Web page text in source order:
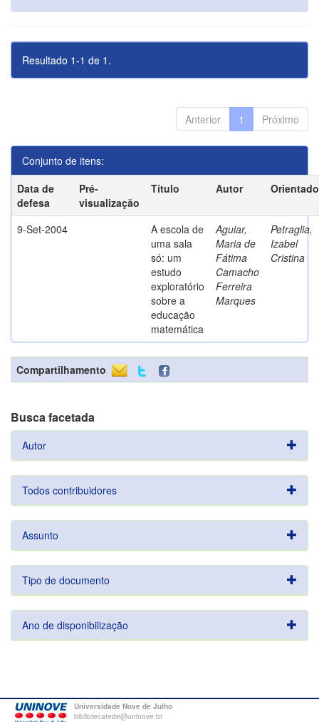
Resultado 1-1 de 1.
Anterior 1 Próximo
Conjunto de itens:
Data de
defesa
Pré-
visualização
Título Autor
9-Set-2004
A escola de
uma sala
só: um
estudo
exploratório
sobre a
educação
matemática
Aguiar,
Maria de
Fátima
Camacho
Ferreira
Marques
Petraglia,
Izabel
Cristina
Compartilhamento
Busca facetada
Autor
Todos contribuidores
Assunto
Tipo de documento
Ano de disponibilização
Universidade Nove de Julho
bibliotecatede@uninove.br